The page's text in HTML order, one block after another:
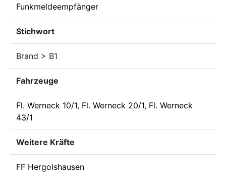
Funkmeldeempfänger
Stichwort
Brand > B1
Fahrzeuge
Fl. Werneck 10/1, Fl. Werneck 20/1, Fl. Werneck
43/1
Weitere Kräfte
FF Hergolshausen